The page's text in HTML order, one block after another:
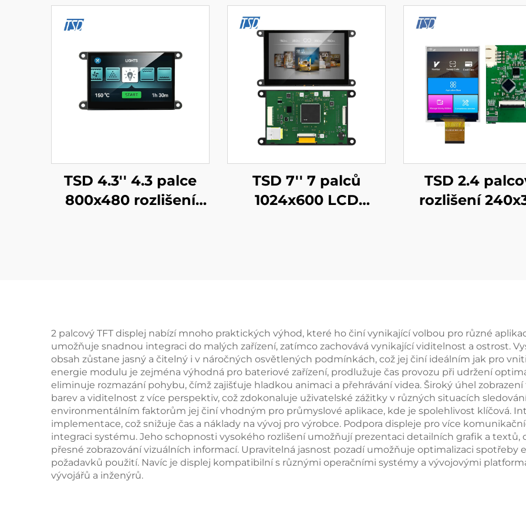
TSD 4.3'' 4.3 palce
800x480 rozlišení
TSD 7'' 7 palců
1024x600 LCD
TSD 2.4
rozlišení
2 palcový TFT displej nabízí mnoho praktických výhod, které ho činí vynikající volbou pro různé
umožňuje snadnou integraci do malých zařízení, zatímco zachovává vynikající viditelnost a ostrost.
obsah zůstane jasný a čitelný i v náročných osvětlených podmínkách, což jej činí ideálním jak pro
energie modulu je zejména výhodná pro bateriové zařízení, prodlužuje čas provozu při udržení
eliminuje rozmazání pohybu, čímž zajišťuje hladkou animaci a přehrávání videa. Široký úhel
barev a viditelnost z více perspektiv, což zdokonaluje uživatelské zážitky v různých situacích
environmentálním faktorům jej činí vhodným pro průmyslové aplikace, kde je spolehlivost klíčová.
implementace, což snižuje čas a náklady na vývoj pro výrobce. Podpora displeje pro více
integraci systému. Jeho schopnosti vysokého rozlišení umožňují prezentaci detailních grafik a textů,
přesné zobrazování vizuálních informací. Upravitelná jasnost pozadí umožňuje optimalizaci
požadavků použití. Navíc je displej kompatibilní s různými operačními systémy a vývojovými
vývojářů a inženýrů.